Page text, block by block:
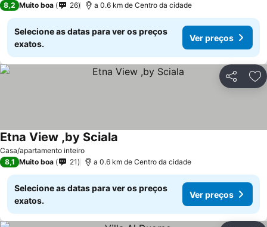
8,2 Muito boa 26 a 0.6 km de Centro da cidade
Selecione as datas para ver os preços
exatos.
Ver preços
Partilhar
Casa/apartamento inteiro
Etna View ,by Sciala
8,1 Muito boa 21 a 0.6 km de Centro da cidade
Selecione as datas para ver os preços
exatos.
Ver preços